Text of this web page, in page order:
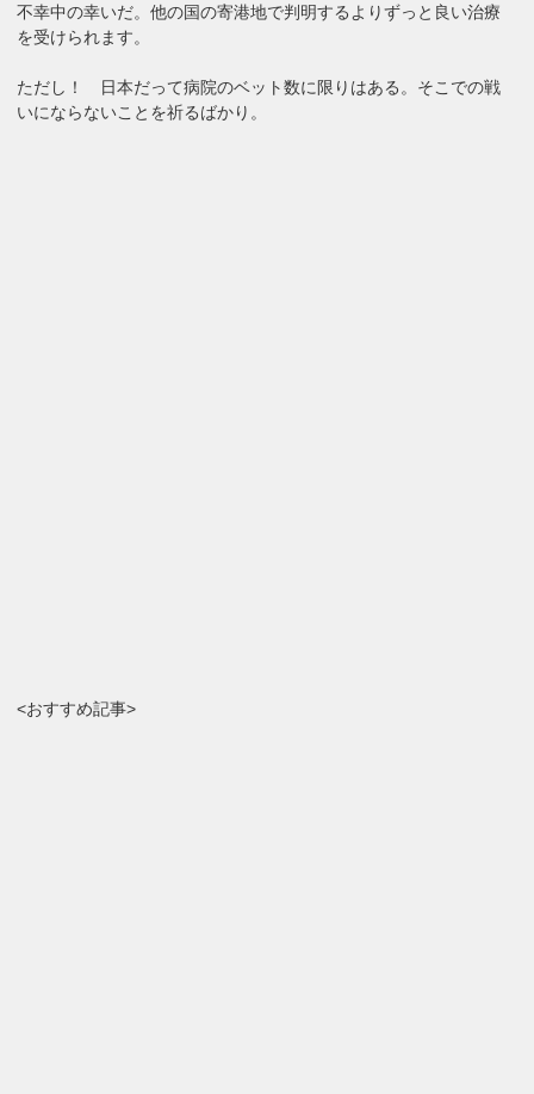
不幸中の幸いだ。他の国の寄港地で判明するよりずっと良い治療
を受けられます。
ただし！ 日本だって病院のベット数に限りはある。そこでの戦
いにならないことを祈るばかり。
<おすすめ記事>